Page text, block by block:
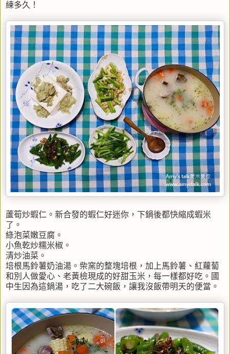
練多久！
蘆筍炒蝦仁。新合發的蝦仁好迷你，下鍋後都快縮成蝦米
了。
綠泡菜嫩豆腐。
小魚乾炒糯米椒。
清炒油菜。
培根馬鈴薯奶油湯。柴窯的整塊培根，加上馬鈴薯、紅蘿蔔
和別人做愛心、老黃檢現成的好甜玉米，每一樣都好吃。國
中生因為這鍋湯，吃了二大碗飯，讓我沒飯帶明天的便當。